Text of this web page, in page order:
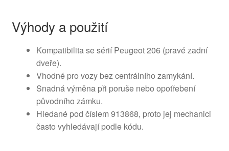
Výhody a použití
Kompatibilita se sérií Peugeot 206 (pravé zadní
dveře).
Vhodné pro vozy bez centrálního zamykání.
Snadná výměna při poruše nebo opotřebení
původního zámku.
Hledané pod číslem 913868, proto jej mechanici
často vyhledávají podle kódu.